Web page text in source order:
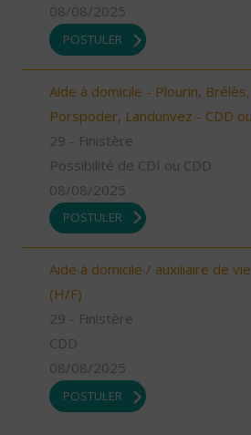
08/08/2025
POSTULER
Aide à domicile - Plourin,
Porspoder, Landunvez - CDD
29 - Finistère
Possibilité de CDI ou CDD
08/08/2025
POSTULER
Aide à domicile / auxiliaire de
(H/F)
29 - Finistère
CDD
08/08/2025
POSTULER